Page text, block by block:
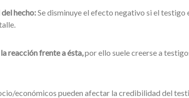
hecho:Se disminuye el efecto negativo si el testigo
reacción frente aésta,por ello suele creerse a
económicos pueden afectar la credibilidad del